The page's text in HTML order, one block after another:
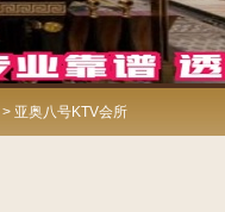
> 亚奥八号KTV会所